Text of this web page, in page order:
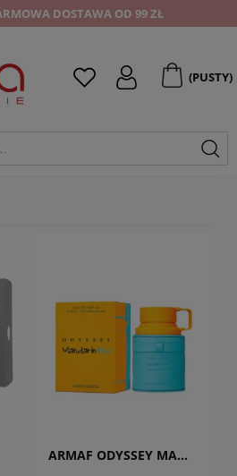
DOSTAWA OD 99 ZŁ
(PUSTY)
ARMAF ODYSSEY MANDARIN SKY